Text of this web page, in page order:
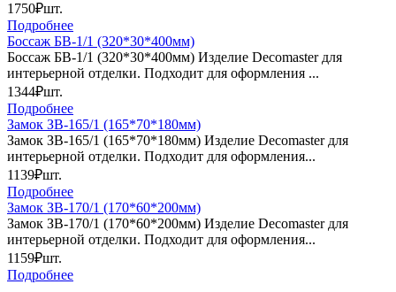
1750₽шт.
Подробнее
Боссаж БВ-1/1 (320*30*400мм)
Боссаж БВ-1/1 (320*30*400мм) Изделие Decomaster для
интерьерной отделки. Подходит для оформления ...
1344₽шт.
Подробнее
Замок ЗВ-165/1 (165*70*180мм)
Замок ЗВ-165/1 (165*70*180мм) Изделие Decomaster для
интерьерной отделки. Подходит для оформления...
1139₽шт.
Подробнее
Замок ЗВ-170/1 (170*60*200мм)
Замок ЗВ-170/1 (170*60*200мм) Изделие Decomaster для
интерьерной отделки. Подходит для оформления...
1159₽шт.
Подробнее